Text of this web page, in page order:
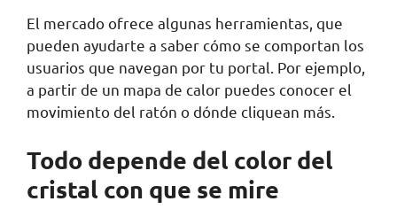
El mercado ofrece algunas herramientas, que
pueden ayudarte a saber cómo se comportan los
usuarios que navegan por tu portal. Por ejemplo,
a partir de un mapa de calor puedes conocer el
movimiento del ratón o dónde cliquean más.
Todo depende del color del
cristal con que se mire